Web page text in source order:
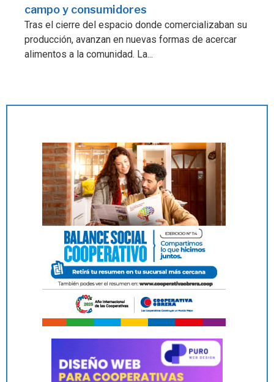
campo y consumidores
Tras el cierre del espacio donde comercializaban su
producción, avanzan en nuevas formas de acercar
alimentos a la comunidad. La...